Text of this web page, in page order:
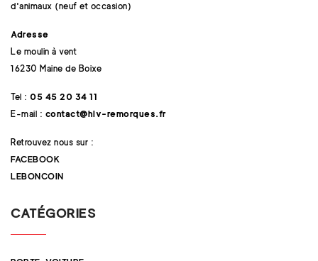
d'animaux (neuf et occasion)
Adresse
Le moulin à vent
16230 Maine de Boixe
Tel : 05 45 20 34 11
E-mail : contact@hlv-remorques.fr
Retrouvez nous sur :
FACEBOOK
LEBONCOIN
CATÉGORIES